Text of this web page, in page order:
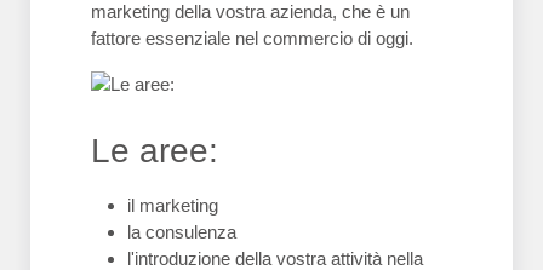
marketing della vostra azienda, che è un
fattore essenziale nel commercio di oggi.
Le aree:
il marketing
la consulenza
l'introduzione della vostra attività nella